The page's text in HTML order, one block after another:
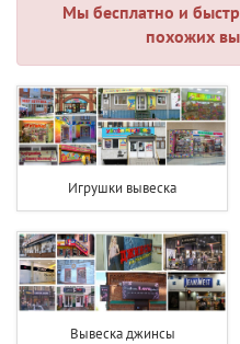
Мы бесплатно и
похожих
Игрушки вывеска
Вывеска джинсы